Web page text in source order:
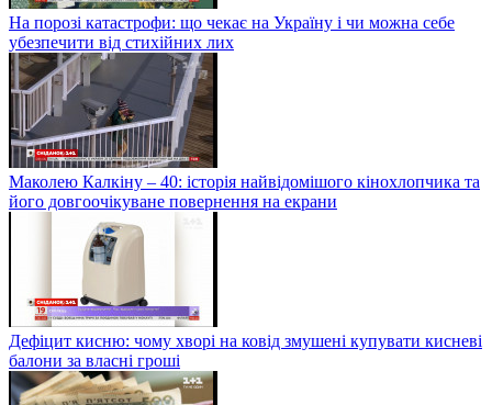
На порозі катастрофи: що чекає на Україну і чи можна себе
убезпечити від стихійних лих
Маколею Калкіну – 40: історія найвідомішого кінохлопчика та
його довгоочікуване повернення на екрани
Дефіцит кисню: чому хворі на ковід змушені купувати кисневі
балони за власні гроші